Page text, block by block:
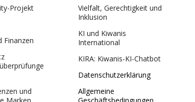
Projekt
Finanzen
und
Vielfalt, Gerechtigkeit und
Inklusion
KI und Kiwanis
International
KIRA: Kiwanis-KI-Chatbot
Datenschutzerklärung
Allgemeine